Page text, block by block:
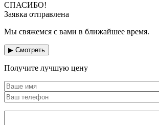
СПАСИБО!
Заявка отправлена
Мы свяжемся с вами в ближайшее время.
▶ Смотреть
Получите лучшую цену